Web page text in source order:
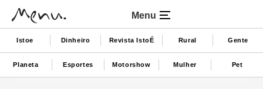
Menu
Istoe Dinheiro Revista IstoÉ Rural Gente
Planeta Esportes Motorshow Mulher Pet